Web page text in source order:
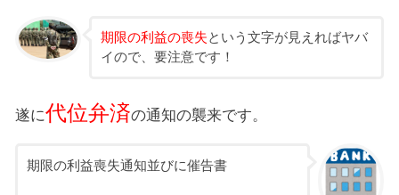
期限の利益の喪失という文字が見えればヤバ
イので、要注意です！
遂に代位弁済の通知の襲来です。
期限の利益喪失通知並びに催告書